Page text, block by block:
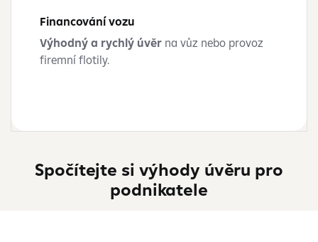
Financování vozu
Výhodný a rychlý úvěr na vůz nebo provoz
firemní flotily.
Spočítejte si výhody úvěru pro
podnikatele